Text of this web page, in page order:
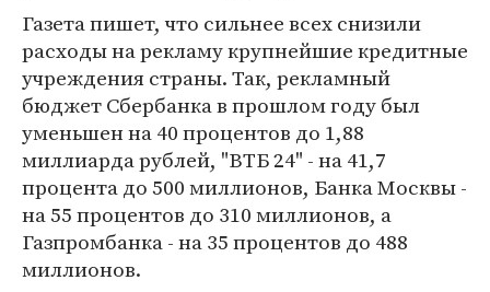
Газета пишет, что сильнее всех снизили
расходы на рекламу крупнейшие кредитные
учреждения страны. Так, рекламный
бюджет Сбербанка в прошлом году был
уменьшен на 40 процентов до 1,88
миллиарда рублей, "ВТБ 24" - на 41,7
процента до 500 миллионов, Банка Москвы -
на 55 процентов до 310 миллионов, а
Газпромбанка - на 35 процентов до 488
миллионов.